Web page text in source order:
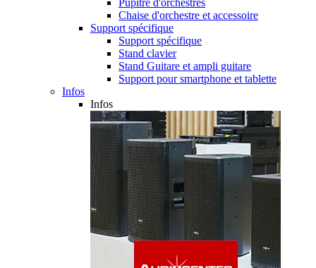
Pupitre d'orchestres
Chaise d'orchestre et accessoire
Support spécifique
Support spécifique
Stand clavier
Stand Guitare et ampli guitare
Support pour smartphone et tablette
Infos
Infos